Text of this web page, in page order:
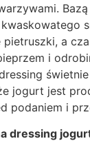
a
i
jogurt jest
podaniem i
dressing